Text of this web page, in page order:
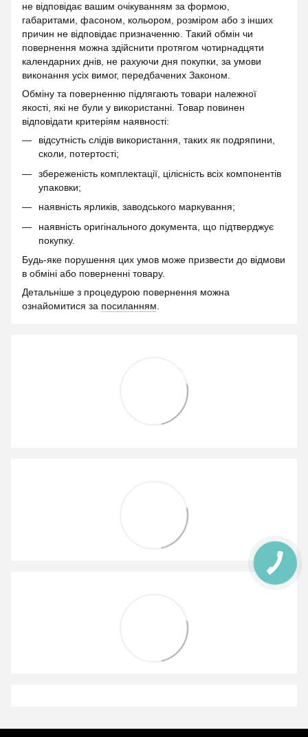
не відповідає вашим очікуванням за формою,
габаритами, фасоном, кольором, розміром або з інших
причин не відповідає призначенню. Такий обмін чи
повернення можна здійснити протягом чотирнадцяти
календарних днів, не рахуючи дня покупки, за умови
виконання усіх вимог, передбачених Законом.
Обміну та поверненню підлягають товари належної
якості, які не були у використанні. Товар повинен
відповідати критеріям наявності:
відсутність слідів використання, таких як подряпини,
сколи, потертості;
збереженість комплектації, цілісність всіх компонентів
упаковки;
наявність ярликів, заводського маркування;
наявність оригінального документа, що підтверджує
покупку.
Будь-яке порушення цих умов може призвести до відмови
в обміні або поверненні товару.
Детальніше з процедурою повернення можна
ознайомитися за посиланням